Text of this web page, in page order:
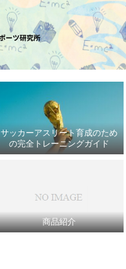
サッカーアスリート育成のため
の完全トレーニングガイド
商品紹介